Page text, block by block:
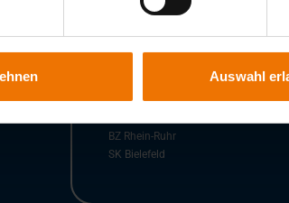
Auswahl
Niederlassungen der GSI
SLV München
BZ Rhein-Ruhr
SK Bielefeld